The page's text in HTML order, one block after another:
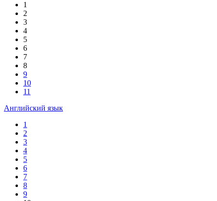
1
2
3
4
5
6
7
8
9
10
11
Английский язык
1
2
3
4
5
6
7
8
9